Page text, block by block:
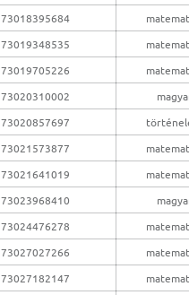
73018395684
73019348535
73019705226
73020310002
73020857697
73021573877
73021641019
73023968410
73024476278
73027027266
73027182147